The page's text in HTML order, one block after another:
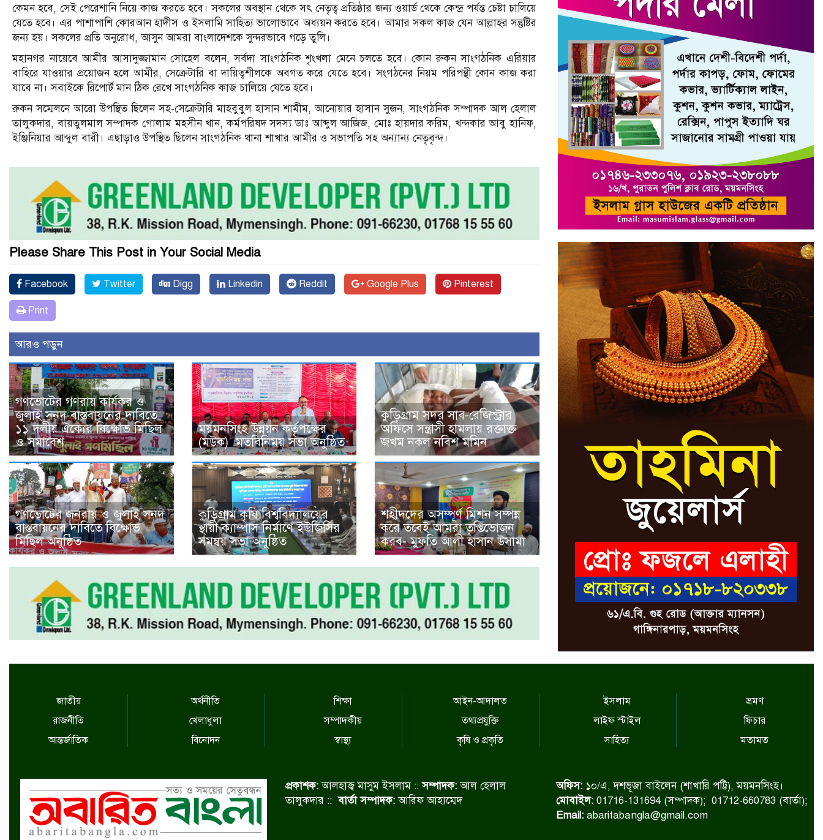
কেমন হবে, সেই পেরেশানি নিয়ে কাজ করতে হবে। সকলের অবস্থান থেকে সৎ নেতৃত্ব প্রতিষ্ঠার জন্য ওয়ার্ড থেকে কেন্দ্র পর্যন্ত চেষ্টা চালিয়ে
যেতে হবে। এর পাশাপাশি কোরআন হাদীস ও ইসলামি সাহিত্য ভালোভাবে অধ্যয়ন করতে হবে। আমার সকল কাজ যেন আল্লাহর সন্তুষ্টির
জন্য হয়। সকলের প্রতি অনুরোধ, আসুন আমরা বাংলাদেশকে সুন্দরভাবে গড়ে তুলি।
মহানগর নায়েবে আমীর আসাদুজ্জামান সোহেল বলেন, সর্বদা সাংগঠনিক শৃংখলা মেনে চলতে হবে। কোন রুকন সাংগঠনিক এরিয়ার
বাহিরে যাওয়ার প্রয়োজন হলে আমীর, সেক্রেটারি বা দায়িত্বশীলকে অবগত করে যেতে হবে। সংগঠনের নিয়ম পরিপন্থী কোন কাজ করা
যাবে না। সবাইকে রিপোর্ট মান ঠিক রেখে সাংগঠনিক কাজ চালিয়ে যেতে হবে।
রুকন সম্মেলনে আরো উপস্থিত ছিলেন সহ-সেক্রেটারি মাহবুবুল হাসান শামীম, আনোয়ার হাসান সুজন, সাংগঠনিক সম্পাদক আল হেলাল
তালুকদার, বায়তুলমাল সম্পাদক গোলাম মহসীন খান, কর্মপরিষদ সদস্য ডাঃ আব্দুল আজিজ, মোঃ হায়দার করিম, খন্দকার আবু হানিফ,
ইঞ্জিনিয়ার আব্দুল বারী। এছাড়াও উপস্থিত ছিলেন সাংগঠনিক থানা শাখার আমীর ও সভাপতি সহ অন্যান্য নেতৃবৃন্দ।
Please Share This Post in Your Social Media
Facebook Twitter Digg Linkedin Reddit Google Plus Pinterest
Print
আরও পড়ুন
গণভোটের গণরায় কার্যকর ও
জুলাই সনদ বাস্তবায়নের দাবিতে
১১ দলীয় ঐক্যের বিক্ষোভ মিছিল
ও সমাবেশ
ময়মনসিংহ উন্নয়ন কর্তৃপক্ষের
(মউক) মতবিনিময় সভা অনুষ্ঠিত
কুড়িগ্রাম সদর সাব-রেজিস্ট্রার
অফিসে সন্ত্রাসী হামলায় রক্তাক্ত
জখম নকল নবিশ মমিন
গণভোটের জনরায় ও জুলাই সনদ
বাস্তবায়নের দাবিতে বিক্ষোভ
মিছিল অনুষ্ঠিত
কুড়িগ্রাম কৃষি বিশ্ববিদ্যালয়ের
স্থায়ী ক্যাম্পাস নির্মাণে ইউজিসির
সমন্বয় সভা অনুষ্ঠিত
শহীদদের অসম্পূর্ণ মিশন সম্পন্ন
করে তবেই আমরা তৃপ্তিভোজন
করব- মুফতি আলী হাসান উসামা
জাতীয়
রাজনীতি
আন্তর্জাতিক
অর্থনীতি
খেলাধুলা
বিনোদন
শিক্ষা
সম্পাদকীয়
স্বাস্থ্য
আইন-আদালত
তথ্যপ্রযুক্তি
কৃষি ও প্রকৃতি
ইসলাম
লাইফ স্টাইল
সাহিত্য
ভ্রমণ
ফিচার
মতামত
প্রকাশক:আলহাজ্ব মাসুম ইসলাম ::সম্পাদক:আল হেলাল
তালুকদার ::বার্তা সম্পাদক:আরিফ আহাম্মেদ
অফিস: ১০/এ, দশভূজা বাইলেন (শাখারি পট্টি), ময়মনসিংহ।
মোবাইল: 01716-131694 (সম্পাদক); 01712-660783 (বার্তা);
Email:abaritabangla@gmail.com